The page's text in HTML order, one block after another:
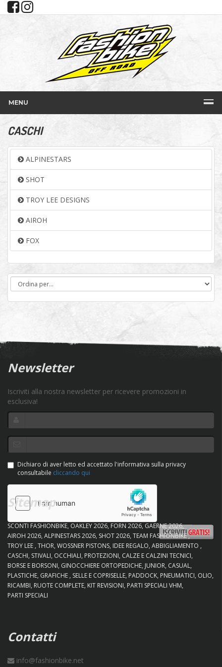
MENU
CASCHI
ALPINESTARS
SHOT
TROY LEE DESIGNS
AIROH
FOX
Newsletter
Iscriviti alla nostra newsletter per ricevere promozioni in
esclusiva!
Dichiaro di aver letto ed accettato l'informativa sulla privacy
consultabile cliccando qui
Sitemap
SCONTI FASHIONBIKE OAKLEY 2026 FORN 2026 GAERNE 2026
AIROH 2026 ALPINESTARS 2026 SHOT 2026 TEAM FASHIONBIKE
TROY LEE THOR WOSSNER PISTONS IDEE REGALO ABBIGLIAMENTO
CASCHI STIVALI OCCHIALI PROTEZIONI CALZE E CALZINI TECNICI
BORSE E BORSONI GINOCCHIERE ORTOPEDICHE JUNIOR CASUAL
PLASTICHE GRAFICHE SELLE E COPRISELLE PADDOCK PNEUMATICI OLIO
RICAMBI RUOTE COMPLETE KIT REVISIONI PARTI SPECIALI VHM
PARTI SPECIALI
Contatti
info@fashionbike.net